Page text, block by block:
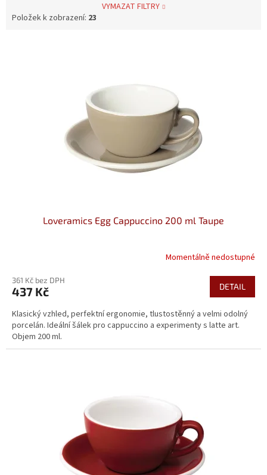
VYMAZAT FILTRY
Položek k zobrazení: 23
Loveramics Egg Cappuccino 200 ml Taupe
Momentálně nedostupné
361 Kč bez DPH
437 Kč DETAIL
Klasický vzhled, perfektní ergonomie, tlustostěnný a velmi odolný
porcelán. Ideální šálek pro cappuccino a experimenty s latte art.
Objem 200 ml.